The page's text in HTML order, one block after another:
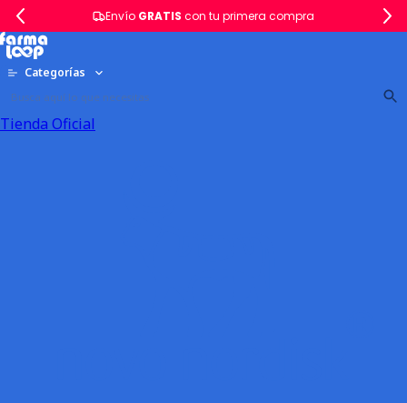
Envío GRATIS con tu primera compra
Categorías
Tienda Oficial